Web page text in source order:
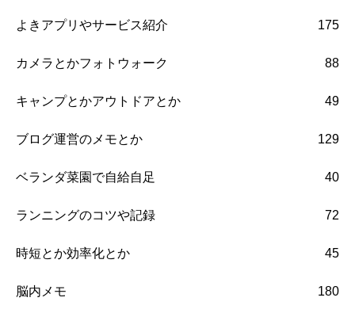
よきアプリやサービス紹介 175
カメラとかフォトウォーク 88
キャンプとかアウトドアとか 49
ブログ運営のメモとか 129
ベランダ菜園で自給自足 40
ランニングのコツや記録 72
時短とか効率化とか 45
脳内メモ 180